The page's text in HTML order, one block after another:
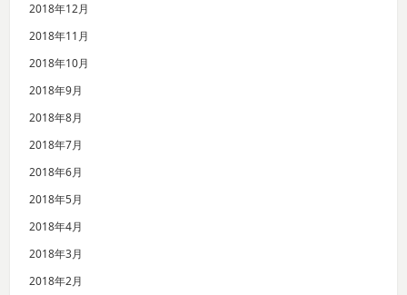
2018年12月
2018年11月
2018年10月
2018年9月
2018年8月
2018年7月
2018年6月
2018年5月
2018年4月
2018年3月
2018年2月